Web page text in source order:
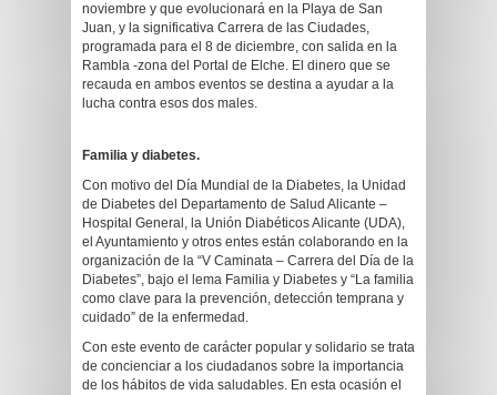
noviembre y que evolucionará en la Playa de San
Juan, y la significativa Carrera de las Ciudades,
programada para el 8 de diciembre, con salida en la
Rambla -zona del Portal de Elche. El dinero que se
recauda en ambos eventos se destina a ayudar a la
lucha contra esos dos males.
Familia y diabetes.
Con motivo del Día Mundial de la Diabetes, la Unidad
de Diabetes del Departamento de Salud Alicante –
Hospital General, la Unión Diabéticos Alicante (UDA),
el Ayuntamiento y otros entes están colaborando en la
organización de la “V Caminata – Carrera del Día de la
Diabetes”, bajo el lema Familia y Diabetes y “La familia
como clave para la prevención, detección temprana y
cuidado” de la enfermedad.
Con este evento de carácter popular y solidario se trata
de concienciar a los ciudadanos sobre la importancia
de los hábitos de vida saludables. En esta ocasión el